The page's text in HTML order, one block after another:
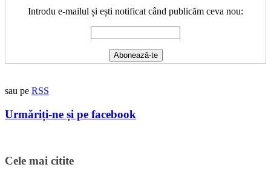
Introdu e-mailul și ești notificat când publicăm ceva nou:
sau pe RSS
Urmăriți-ne și pe facebook
Cele mai citite